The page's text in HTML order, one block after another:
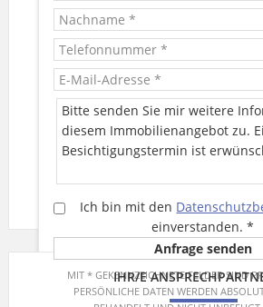
Ich bin mit den
einverstanden.*
MIT * GEKENNZEICHNETE FELDER SIND
PERSÖNLICHE DATEN WERDEN
IHR/E